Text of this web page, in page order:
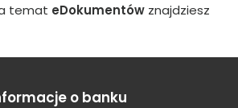
temat eDokumentów znajdziesz
o banku